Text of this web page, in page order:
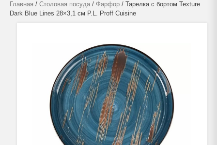
Главная / Столовая посуда / Фарфор / Тарелка с бортом Texture
Dark Blue Lines 28×3,1 см P.L. Proff Cuisine